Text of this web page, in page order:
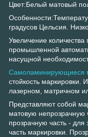
Цвет:Белый матовый
градусов Цельсия.
Увеличение количества
промышленной
насущной
Самоламинирующиеся
стойкость
лазерном, матричном
Представляют собой
матовую непрозрачную
прозрачную часть -
часть маркировки.